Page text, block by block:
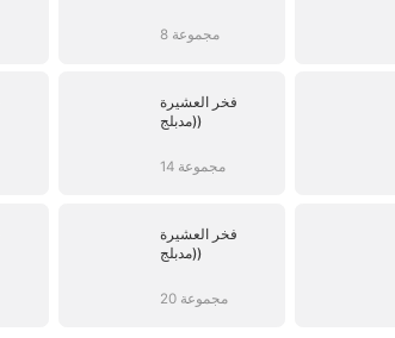
8 مجموعة
فخر العشيرة
(مدبلج)
14 مجموعة
فخر العشيرة
(مدبلج)
20 مجموعة